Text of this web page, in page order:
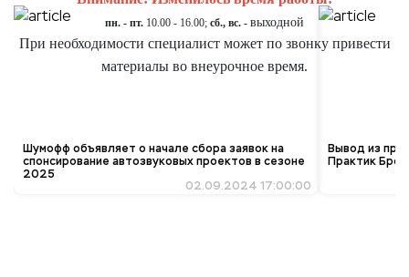
Шумофф объявляет о начале сбора заявок на
спонсирование автозвуковых проектов в сезоне
2025
02.09.2024 17:00:00
Вывод из
Практик
пн. - пт. 10.00 - 16.00; сб., вс. - выходной
При необходимости специалист может по звонку привести
материалы во внеурочное время.